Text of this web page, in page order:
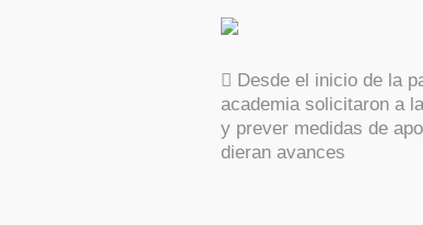
Desde el inicio de la
academia solicitaron a
y prever medidas de
dieran avances